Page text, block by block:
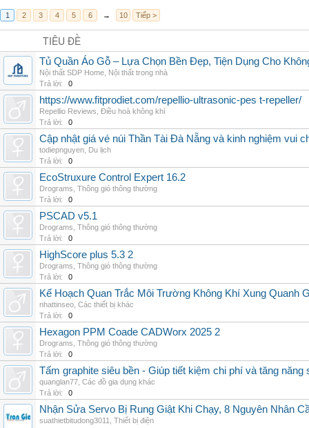
1 2 3 4 5 6 → 10 Tiếp >
TIÊU ĐỀ
Tủ Quần Áo Gỗ – Lựa Chọn Bền Đẹp, Tiện Dụng Cho
Nội thất SDP Home Nội thất trong nhà
Trả lời:
0
https://www.fitprodiet.com/repellio-ultrasonic-pes t-repeller/
Repellio Reviews Điều hoà không khí
Trả lời:
0
Cập nhật giá vé núi Thần Tài Đà Nẵng và kinh nghiệm vui
todiepnguyen Du lịch
Trả lời:
0
EcoStruxure Control Expert 16.2
Drograms Thông gió thông thường
Trả lời:
0
PSCAD v5.1
Drograms Thông gió thông thường
Trả lời:
0
HighScore plus 5.3 2
Drograms Thông gió thông thường
Trả lời:
0
Kế Hoạch Quan Trắc Môi Trường Không Khí Xung Quanh
nhattinseo Các thiết bị khác
Trả lời:
0
Hexagon PPM Coade CADWorx 2025 2
Drograms Thông gió thông thường
Trả lời:
0
Tấm graphite siêu bền - Giúp tiết kiệm chi phí và tăng năng
quanglan77 Các đồ gia dụng khác
Trả lời:
0
Nhận Sửa Servo Bị Rung Giật Khi Chạy, 8 Nguyên Nhân
suathietbitudong3011
Thiết bị điện